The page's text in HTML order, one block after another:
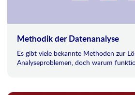
Methodik der Datenanalyse
Es gibt viele bekannte Methoden zur
Analyseproblemen, doch warum